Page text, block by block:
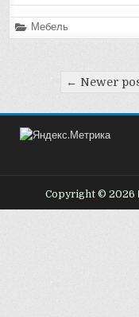
Posted
in
Мебель
Пагинация
← Newer
Copyright © 2026